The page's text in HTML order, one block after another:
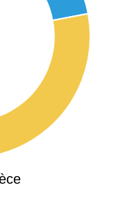
15 155 €
4 284 €
3 382 €